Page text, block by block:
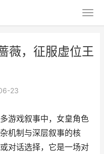
薇，征服虚位王
23
游戏叙事中，女皇角色
机制与深层叙事的核
对话选择，它是一场对